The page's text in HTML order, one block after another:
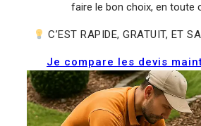
faire le bon choix, en toute
C’EST RAPIDE, GRATUIT, ET
Je compare les devis